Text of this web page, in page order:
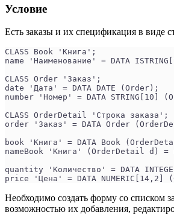
Условие
Есть заказы и их спецификация в виде
CLASS Book 'Книга';
name 'Наименование' = DATA
CLASS Order 'Заказ';
date 'Дата' = DATA DATE (Order);
number 'Номер' = DATA STRING[10]
CLASS OrderDetail 'Строка заказа';
order 'Заказ' = DATA Order
book 'Книга' = DATA Book
nameBook 'Книга' (OrderDetail d) =
quantity 'Количество' = DATA
price 'Цена' = DATA NUMERIC[14,2]
Необходимо создать форму со списком
возможностью их добавления,